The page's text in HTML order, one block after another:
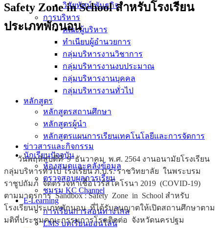
วิสัยทัศน์ พันธกิจ
การบริหาร
คณะผู้บริหาร
ทำเนียบผู้อำนวยการ
กลุ่มบริหารงานวิชาการ
กลุ่มบริหารงานงบประมาณ
กลุ่มบริหารงานบุคคล
กลุ่มบริหารงานทั่วไป
หลักสูตร
หลักสูตรสถานศึกษา
หลักสูตรผู้นำ
หลักสูตรแผนการเรียนเทคโนโลยีและการจัดการ
ข่าวสารและกิจกรรม
นักเรียนปัจจุบัน
ห้องสมุดและคลังข้อมูล
ตรวจสอบผลการเรียน
ชมรม KC Channel
E-Learning
การเรียนการสอนทางไกล
LMS บทเรียนออนไลน์
Safety Zone in School สำหรับโรงเรียน
ประเภทพักนอน
วันพฤหัสบดีที่ 9 ธันวาคม พ.ศ. 2564 งานอนามัยโรงเรียน
กลุ่มบริหารทั่วไป โรงเรียน ภ.ป.ร. ราชวิทยาลัย ในพระบรม
ราชูปถัมภ์ จัดตรวจหาเชื้อไวรัสโคโรนา 2019 (COVID-19)
ตามมาตรการ Sandbox : Safety Zone in School สำหรับ
โรงเรียนประเภทพักนอน ที่ได้รับอนุญาตให้เปิดสถานศึกษาตาม
มติที่ประชุมคณะกรรมการโรคติดต่อ จังหวัดนครปฐม